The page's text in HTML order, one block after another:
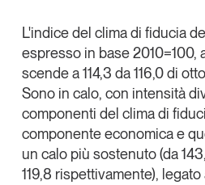
Il Numero
Interviste
Comunicati stampa
Video
Podcast
Eventi e formazione
L'indice del clima di fiducia
espresso in base 2010=100,
scende a 114,3 da 116,0 di
Sono in calo, con intensità
componenti del clima di
componente economica e
un calo più sostenuto (da
119,8 rispettivamente),